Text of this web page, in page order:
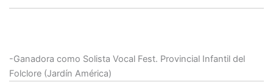
-Ganadora como Solista Vocal Fest. Provincial Infantil del
Folclore (Jardín América)